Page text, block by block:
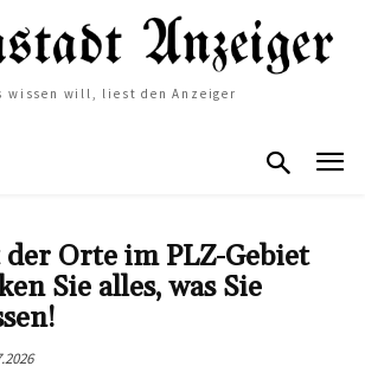
wissen will, liest den Anzeiger
Orte im PLZ-Gebiet
Sie alles, was Sie